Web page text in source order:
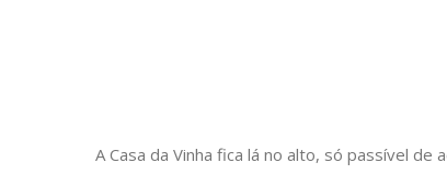
A Casa da Vinha fica lá no alto, só passível